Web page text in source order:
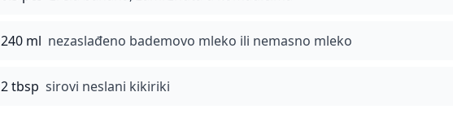
240 ml nezaslađeno bademovo mleko ili nemasno mleko
2 tbsp sirovi neslani kikiriki